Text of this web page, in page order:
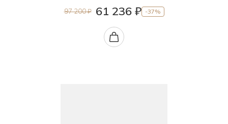
97 200 ₽ 61 236 ₽ -37%